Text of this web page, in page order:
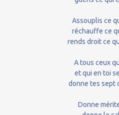
Assouplis ce
réchauffe ce
rends droit ce
A tous ceux
et qui en toi
donne tes sept
Donne